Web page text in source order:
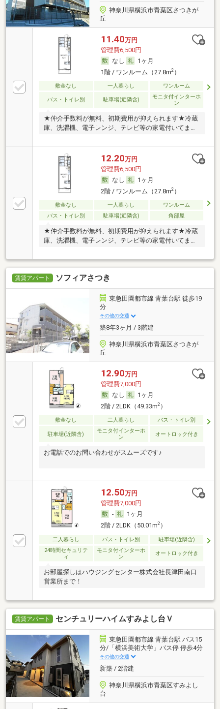
神奈川県横浜市青葉区さつきが
丘
11.40万円
管理費6,500円
なし
1ヶ月
1階 / ワンルーム（27.8m2）
敷金なし 一人暮らし ワンルーム
バス・トイレ別 駐車場(近隣含)
モニタ付インターホ
ン
★仲介手数料が無料、初期費用が抑えられます★冷蔵
庫、洗濯機、電子レンジ、テレビ等の家電付いてます
12.20万円
管理費6,500円
なし
1ヶ月
2階 / ワンルーム（27.8m2）
敷金なし 一人暮らし
ワンルーム
バス・トイレ別
駐車場(近隣含) 角部屋
★仲介手数料が無料、初期費用が抑えられます★冷蔵
庫、洗濯機、電子レンジ、テレビ等の家電付いてます
賃貸アパート ソフィアさつき
東急田園都市線 青葉台駅 徒歩19
分
その他の交通
築8年3ヶ月 / 3階建
神奈川県横浜市青葉区さつきが
丘
12.90万円
管理費7,000円
なし
1ヶ月
2階 / 2LDK（49.33m2）
敷金なし 二人暮らし バス・トイレ別
駐車場(近隣含)
モニタ付インターホ
ン
オートロック付き
お電話でのお問い合わせがスムーズです♪
12.50万円
管理費7,000円
-
1ヶ月
2階 / 2LDK（50.01m2）
二人暮らし バス・トイレ別
駐車場(近隣含)
24時間セキュリテ
ィ
モニタ付インターホ
ン
オートロック付き
お部屋探しはハウジングセンター株式会社長津田南口
営業所まで！
賃貸アパート センチュリーハイムすみよし台Ｖ
東急田園都市線 青葉台駅 バス15
分/「横浜美術大学」バス停 停歩4分
その他の交通
新築 / 2階建
神奈川県横浜市青葉区すみよし
台